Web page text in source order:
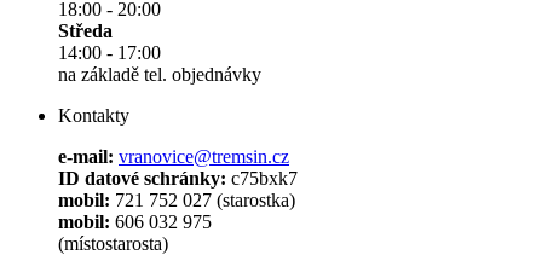
18:00 - 20:00
Středa
14:00 - 17:00
na základě tel. objednávky
Kontakty
e-mail: vranovice@tremsin.cz
ID datové schránky: c75bxk7
mobil: 721 752 027 (starostka)
mobil: 606 032 975
(místostarosta)